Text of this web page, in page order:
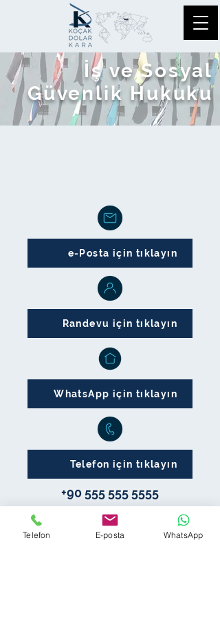
İş ve Sosyal
Güvenlik Hukuku
e-Posta için tıklayın
Randevu için tıklayın
WhatsApp için tıklayın
Telefon için tıklayın
+90 555 555 5555
Ekibimiz
Kariyer
Telefon E-posta WhatsApp